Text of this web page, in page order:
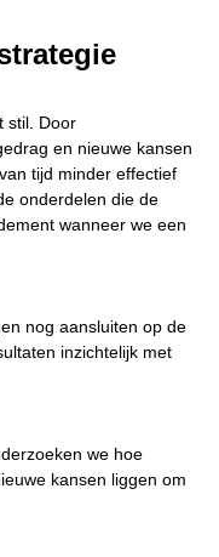
stil. Door
en nieuwe kansen
tijd minder effectief
onderdelen die de
wanneer we een
nog aansluiten op de
inzichtelijk met
we hoe
kansen liggen om